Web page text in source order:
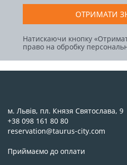
ОТРИМАТИ
Натискаючи кнопку
право на обробку
м. Львів, пл. Князя Святослава, 9
+38 098 161 80 80
reservation@taurus-city.com
Приймаємо до оплати